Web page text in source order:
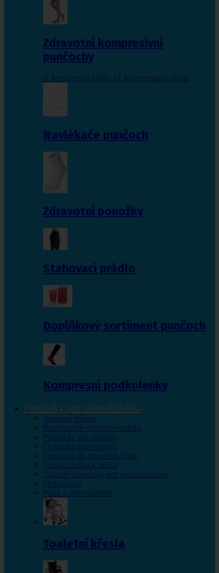
Zdravotní kompresivní
punčochy
II. kompresní třída III. kompresivní třída
Navlékače punčoch
Zdravotní ponožky
Stahovací prádlo
Doplňkový sortiment punčoch
Kompresní podkolenky
Pomůcky pro sebeobsluhu
Toaletní křesla
Mechanické invalidní vozíky
Pomůcky pro seniory
Chodítka pro seniory
Pomůcky do koupelny a wc
Jídelní stolky k lůžku
Ostatní pomůcky pro sebeobsluhu
Stravování
Péče o nemocného
Toaletní křesla